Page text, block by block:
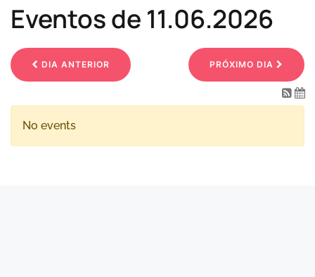
Eventos de 11.06.2026
DIA ANTERIOR PRÓXIMO DIA
No events